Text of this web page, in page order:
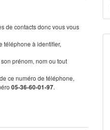
de contacts donc vous vous
téléphone à identifier,
prénom, nom ou tout
ce numéro de téléphone,
05-36-60-01-97.